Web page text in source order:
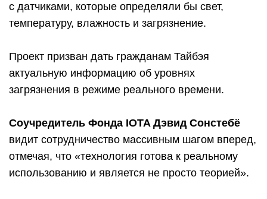
с датчиками, которые определяли бы свет,
температуру, влажность и загрязнение.
Проект призван дать гражданам Тайбэя
актуальную информацию об уровнях
загрязнения в режиме реального времени.
Соучредитель Фонда IOTA Дэвид Сонстебё
видит сотрудничество массивным шагом вперед,
отмечая, что «технология готова к реальному
использованию и является не просто теорией».